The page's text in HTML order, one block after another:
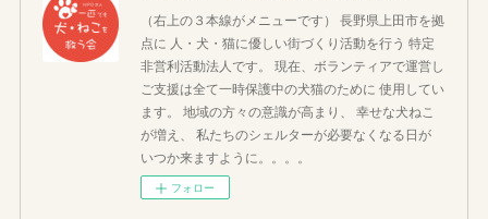
（右上の３本線がメニューです） 長野県上田市を拠
点に 人・犬・猫に優しい街づくり活動を行う 特定
非営利活動法人です。 現在、ボランティアで運営し
ご支援は全て一時保護中の犬猫のために 使用してい
ます。 地域の方々の意識が高まり、 幸せな犬ねこ
が増え、 私たちのシェルターが必要なくなる日が
いつか来ますように。。。。
フォロー